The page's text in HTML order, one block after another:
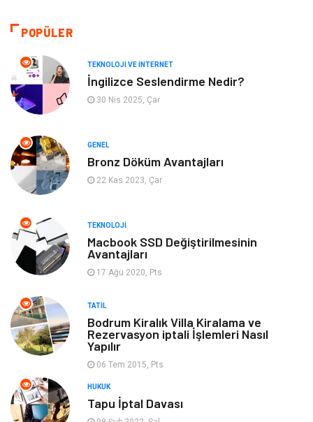
Otomotiv
Tanıtıcı Reklam Güzellik & Bakım
Giyim
Mobilya
Tekstil Genel Kültür
Turizm Spor Malzemeleri
Hediyelik Eşya
oyun alanları
Blogroll
Cruise
Güzellik
POPÜLER
TEKNOLOJI VE İNTERNET
İngilizce Seslendirme Nedir?
30 Nis 2025, Çar
GENEL
Bronz Döküm Avantajları
22 Kas 2023, Çar
TEKNOLOJI
Macbook SSD Değiştirilmesinin
Avantajları
17 Ağu 2020, Pts
TATIL
Bodrum Kiralık Villa Kiralama ve
Rezervasyon iptali İşlemleri Nasıl
Yapılır
06 Tem 2015, Pts
HUKUK
Tapu İptal Davası